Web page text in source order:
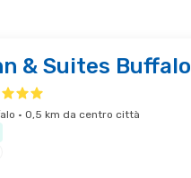
& Suites Buffalo
· 0,5 km da centro città